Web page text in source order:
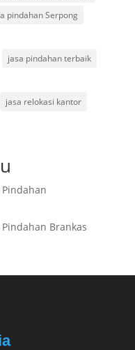
pindahan Serpong
jasa pindahan terbaik
jasa relokasi kantor
Pindahan
Pindahan Brankas